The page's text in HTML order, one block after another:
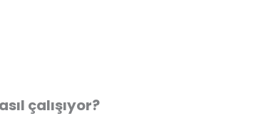
çalışıyor?